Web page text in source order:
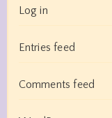
Log in
Entries feed
Comments feed